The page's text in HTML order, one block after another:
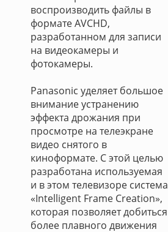
воспроизводить файлы в
формате AVCHD,
разработанном для записи
на видеокамеры и
фотокамеры.
Panasonic уделяет большое
внимание устранению
эффекта дрожания при
просмотре на телеэкране
видео снятого в
киноформате. С этой целью
разработана используемая
и в этом телевизоре система
«Intelligent Frame Creation»,
которая позволяет добиться
более плавного движения